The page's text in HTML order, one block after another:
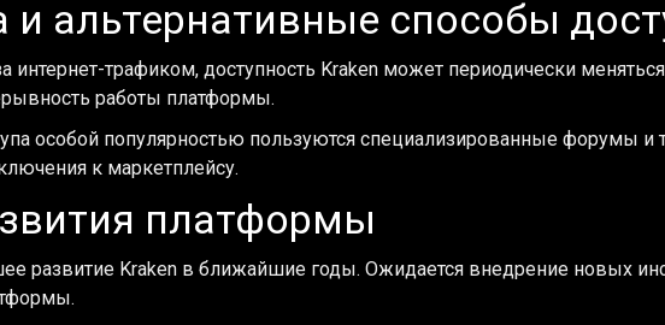
и альтернативные способы
интернет-трафиком, доступность Kraken может периодически
работы платформы.
особой популярностью пользуются специализированные форумы и
к маркетплейсу.
платформы
развитие Kraken в ближайшие годы. Ожидается внедрение новых